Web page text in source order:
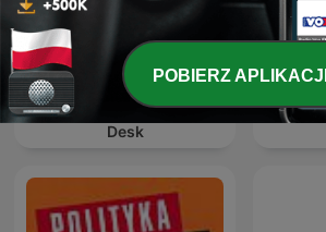
6 Minute English , Frm
2nd Language English
Desk
6
POBIERZ